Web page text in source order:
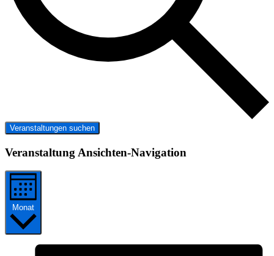
Veranstaltungen suchen
Veranstaltung Ansichten-Navigation
Monat